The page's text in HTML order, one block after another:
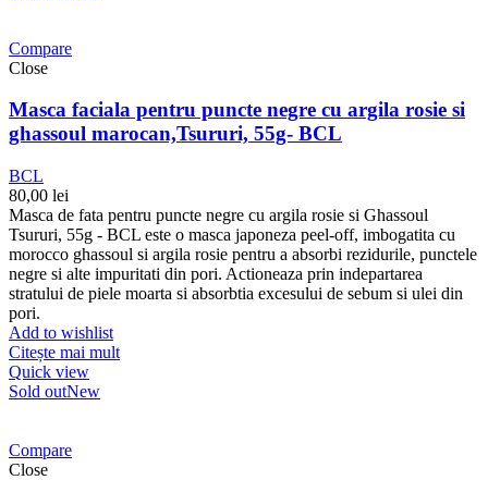
Compare
Close
Masca faciala pentru puncte negre cu argila rosie si
ghassoul marocan,Tsururi, 55g- BCL
BCL
80,00 lei
Masca de fata pentru puncte negre cu argila rosie si Ghassoul
Tsururi, 55g - BCL este o masca japoneza peel-off, imbogatita cu
morocco ghassoul si argila rosie pentru a absorbi rezidurile, punctele
negre si alte impuritati din pori. Actioneaza prin indepartarea
stratului de piele moarta si absorbtia excesului de sebum si ulei din
pori.
Add to wishlist
Citește mai mult
Quick view
Sold outNew
Compare
Close